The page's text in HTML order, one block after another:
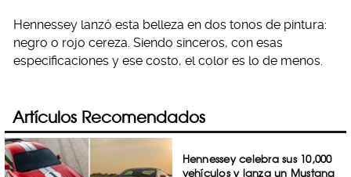
Hennessey lanzó esta belleza en dos tonos de pintura:
negro o rojo cereza. Siendo sinceros, con esas
especificaciones y ese costo, el color es lo de menos.
Artículos Recomendados
Hennessey celebra sus 10,000
vehículos y lanza un Mustang